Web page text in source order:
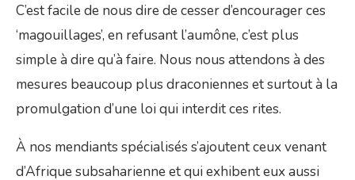
C’est facile de nous dire de cesser d’encourager ces
‘magouillages’, en refusant l’aumône, c’est plus
simple à dire qu’à faire. Nous nous attendons à des
mesures beaucoup plus draconiennes et surtout à la
promulgation d’une loi qui interdit ces rites.
À nos mendiants spécialisés s’ajoutent ceux venant
d’Afrique subsaharienne et qui exhibent eux aussi